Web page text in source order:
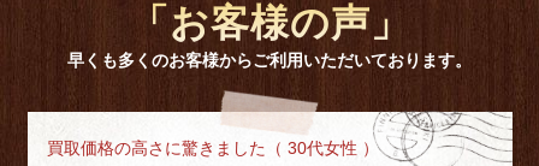
「お客様の声」
早くも多くのお客様からご利用いただいております。
買取価格の高さに驚きました（ 30代女性 ）